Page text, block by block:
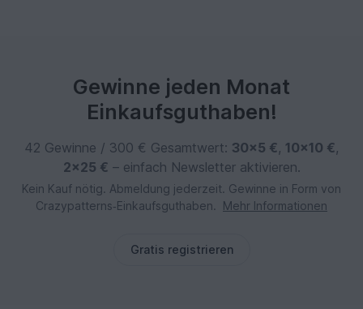
Gewinne jeden Monat
Einkaufsguthaben!
42 Gewinne / 300 € Gesamtwert: 30×5 €, 10×10 €,
2×25 € – einfach Newsletter aktivieren.
Kein Kauf nötig. Abmeldung jederzeit. Gewinne in Form von
Crazypatterns‑Einkaufsguthaben.
Mehr Informationen
Gratis registrieren